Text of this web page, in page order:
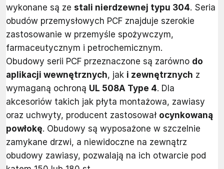
wykonane są ze stali nierdzewnej typu 304. Seria
obudów przemysłowych PCF znajduje szerokie
zastosowanie w przemyśle spożywczym,
farmaceutycznym i petrochemicznym.
Obudowy serii PCF przeznaczone są zarówno do
aplikacji wewnętrznych, jak i zewnętrznych z
wymaganą ochroną UL 508A Type 4. Dla
akcesoriów takich jak płyta montażowa, zawiasy
oraz uchwyty, producent zastosował ocynkowaną
powłokę. Obudowy są wyposażone w szczelnie
zamykane drzwi, a niewidoczne na zewnątrz
obudowy zawiasy, pozwalają na ich otwarcie pod